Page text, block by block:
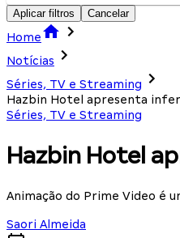
Aplicar filtros Cancelar
Home
Notícias
Séries, TV e Streaming
Hazbin Hotel apresenta
Séries, TV e Streaming
Hazbin Hotel
Animação do Prime Video é
Saori Almeida